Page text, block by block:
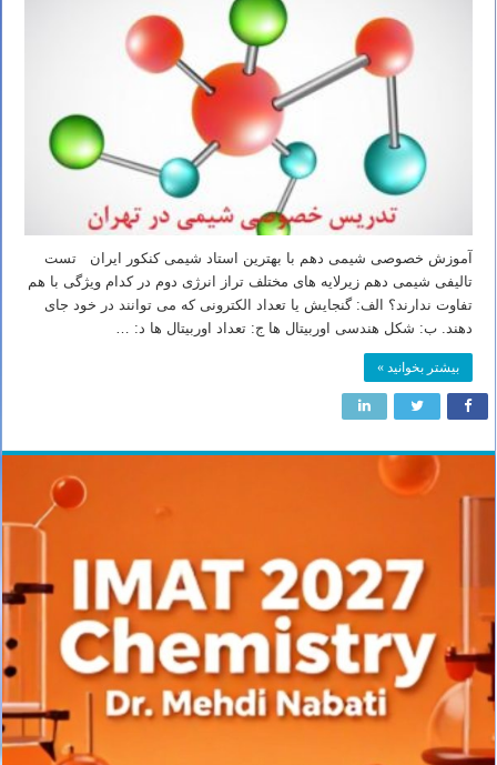
آموزش خصوصی شیمی دهم با بهترین استاد شیمی کنکور ایران تست
تالیفی شیمی دهم زیرلایه های مختلف تراز انرژی دوم در کدام ویژگی با هم
تفاوت ندارند؟ الف: گنجایش یا تعداد الکترونی که می توانند در خود جای
دهند. ب: شکل هندسی اوربیتال ها ج: تعداد اوربیتال ها د: …
بیشتر بخوانید »